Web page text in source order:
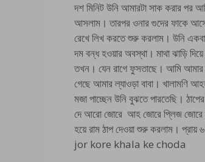
দশ মিনিট উনি আমারটা সাক করার পর
আসলাম। তারপর ওনার গুদের ফাকে
রেখে লিখ করতে শুরু করলাম। উনি
দম বন্ধ হওয়ার অবস্থা। মাথা ঝাড়ি
তখন। যেন রাগে ফুসতাছে। আমি আমার
গেছে আমার ল্যাওড়া বাবা।
মজা পাচ্ছেন উনি বুঝতে পারতেছি।
দে আরো জোরে আহ জোরে প্লিজ জোরে
হয়ে রাম ঠাপ দেওয়া শুরু করলাম। প্রায়
jor kore khala ke choda